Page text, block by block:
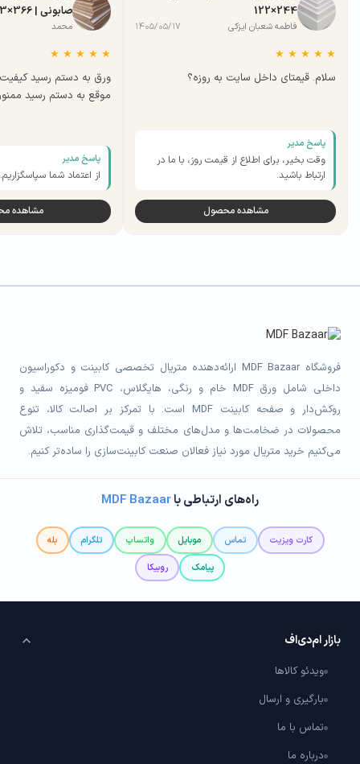
244×122
فاطمه شعبان ایزکی ۱۴۰۵/۰۵/۱۷
★
★
★
★
★
سلام. قیمتای داخل سایت به روزه؟
پاسخ مدیر
وقت بخیر، برای اطلاع از قیمت روز، با ما در
ارتباط باشید.
مشاهده محصول
صابونی | 366×183
محمد
★
★
★
★
★
ورق به دستم رسید
موقع به دستم رسید
پاسخ مدیر
از اعتماد شما سپاسگزاریم.
مشاهده
فروشگاه MDF Bazaar ارائه‌دهنده متریال تخصصی کابینت و دکوراسیون
داخلی شامل ورق MDF خام و رنگی، هایگلاس، PVC فومیزه سفید و
روکش‌دار و صفحه کابینت MDF است. با تمرکز بر اصالت کالا، تنوع
محصولات در ضخامت‌ها و مدل‌های مختلف و قیمت‌گذاری مناسب، تلاش
می‌کنیم خرید متریال مورد نیاز فعالان صنعت کابینت‌سازی را ساده‌تر کنیم.
راه‌های ارتباطی باMDF Bazaar
کارت ویزیت تماس موبایل واتساپ تلگرام
بله
پیامک
روبیکا
بازار ام‌دی‌اف
ویدئو کالاها
بارگیری و ارسال
تماس با ما
درباره ما